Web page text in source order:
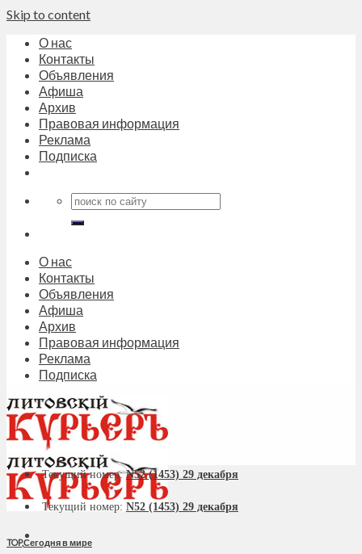
Skip to content
О нас
Контакты
Объявления
Афиша
Архив
Правовая информация
Реклама
Подписка
О нас
Контакты
Объявления
Афиша
Архив
Правовая информация
Реклама
Подписка
Текущий номер:N52 (1453) 29 декабря
Текущий номер: N52 (1453) 29 декабря
TOP,Сегодня в мире